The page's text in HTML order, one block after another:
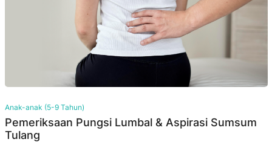
Anak-anak (5-9 Tahun)
Pemeriksaan Pungsi Lumbal & Aspirasi Sumsum
Tulang